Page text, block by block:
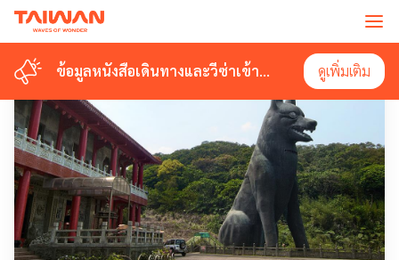
ข้อมูลหนังสือเดินทางและวีซ่าเข้า
ดูเพิ่มเติม
ข้อมูลหนังสือเดินทางและวีซ่าเข้า
ดูเพิ่มเติม
#EIGHTEEN WANG GONG TEMPLE